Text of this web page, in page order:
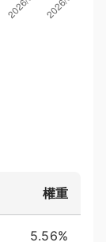
權重
5.56%